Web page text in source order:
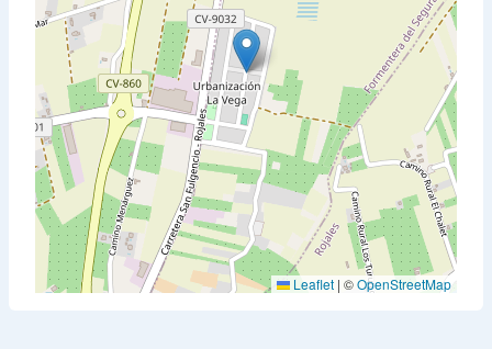
Leaflet | ©OpenStreetMap